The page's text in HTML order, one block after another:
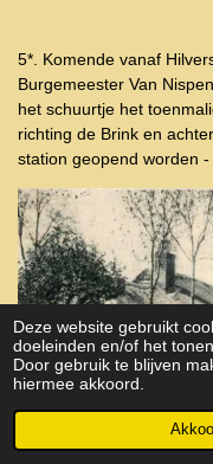
Deze website gebruikt
doeleinden en/of het
Door gebruik te blijven
hiermee akkoord.
5*. Komende vanaf
Burgemeester Van
het schuurtje het
richting de Brink en
station geopend worden